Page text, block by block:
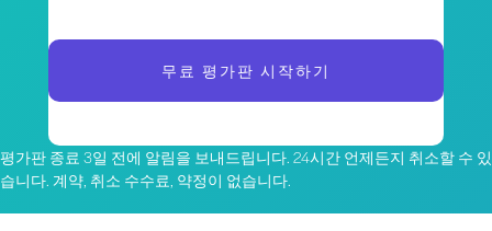
무료 평가판 시작하기
평가판 종료 3일 전에 알림을 보내드립니다. 24시간 언제든지 취소할 수 있
습니다. 계약, 취소 수수료, 약정이 없습니다.